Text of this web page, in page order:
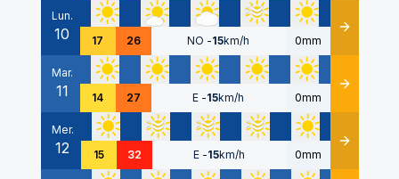
Lun.
10 17 26 NO -15km/h 0mm Détails
Mar.
11 14 27 E -15km/h 0mm Détails
Mer.
12 15 32 E -15km/h 0mm Détails